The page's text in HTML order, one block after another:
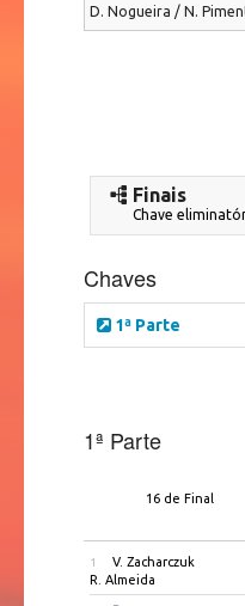
D. Nogueira / N.
Finais
Chave
Chaves
1ª Parte
1ª Parte
16 de Final
1
V. Zacharczuk
R. Almeida